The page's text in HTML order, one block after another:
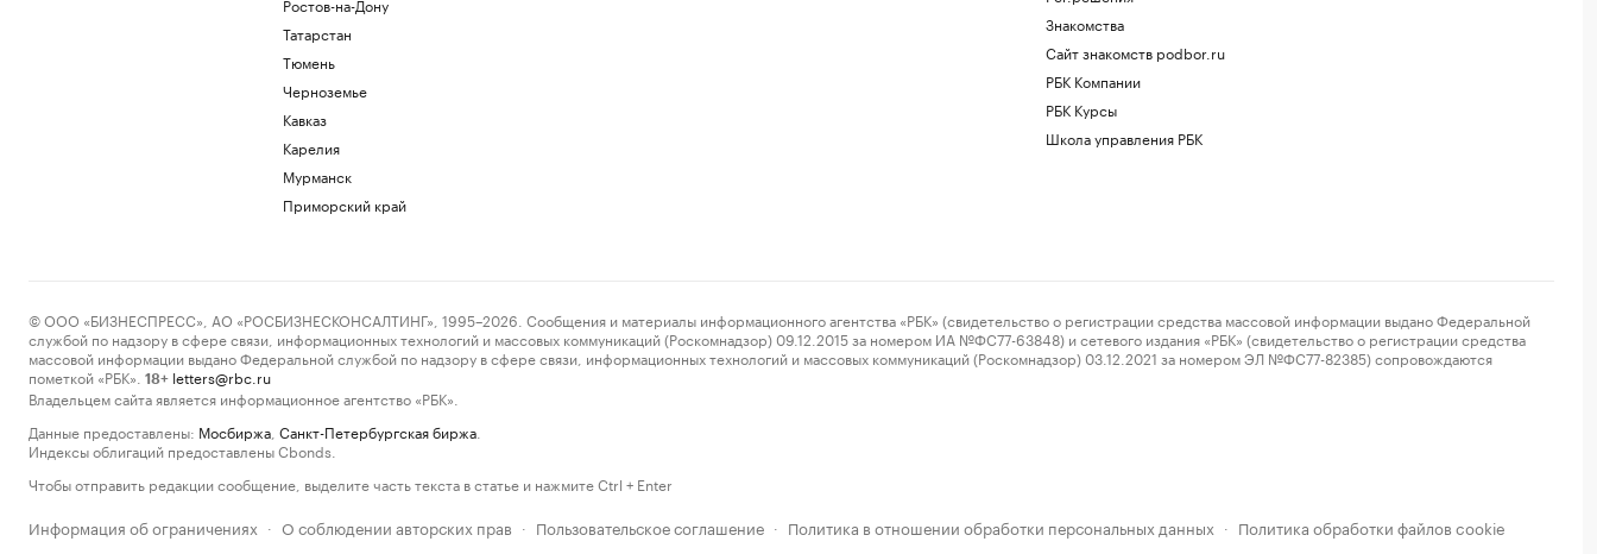
Татарстан
Тюмень
Черноземье
Кавказ
Карелия
Мурманск
Приморский край
Знакомства
Сайт знакомств podbor.ru
РБК Компании
РБК Курсы
Школа управления РБК
© ООО «БИЗНЕСПРЕСС», АО «РОСБИЗНЕСКОНСАЛТИНГ», 1995–2026. Сообщения и материалы информационного агентства «РБК» (свидетельство о регистрации средства массовой информации выдано Федеральной
службой по надзору в сфере связи, информационных технологий и массовых коммуникаций (Роскомнадзор) 09.12.2015 за номером ИА №ФС77-63848) и сетевого издания «РБК» (свидетельство о регистрации средства
массовой информации выдано Федеральной службой по надзору в сфере связи, информационных технологий и массовых коммуникаций (Роскомнадзор) 03.12.2021 за номером ЭЛ №ФС77-82385) сопровождаются
пометкой «РБК».
18+ letters@rbc.ru
Владельцем сайта является информационное агентство «РБК».
Данные предоставлены: Мосбиржа Санкт-Петербургская биржа
Индексы облигаций предоставлены Cbonds.
Чтобы отправить редакции сообщение, выделите часть текста в статье и нажмите Ctrl + Enter
Информация об ограничениях · О соблюдении авторских прав · Пользовательское соглашение · Политика в отношении обработки персональных данных · Политика обработки файлов cookie